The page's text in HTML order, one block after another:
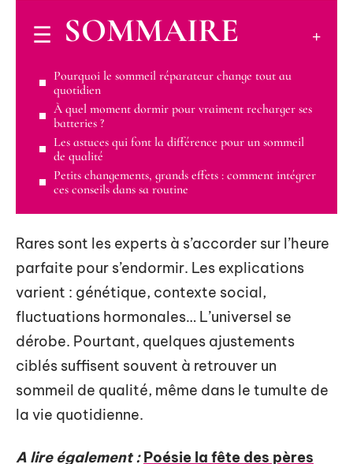
SOMMAIRE
Pourquoi le sommeil réparateur change tout au
quotidien
À quel moment dormir pour vraiment recharger ses
batteries ?
Les astuces qui font la différence pour un sommeil
de qualité
Petits changements, grands effets : comment intégrer
ces conseils dans sa routine
Rares sont les experts à s’accorder sur l’heure
parfaite pour s’endormir. Les explications
varient : génétique, contexte social,
fluctuations hormonales… L’universel se
dérobe. Pourtant, quelques ajustements
ciblés suffisent souvent à retrouver un
sommeil de qualité, même dans le tumulte de
la vie quotidienne.
A lire également : Poésie la fête des pères